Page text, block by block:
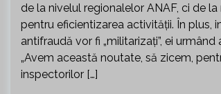
de la nivelul regionalelor ANAF, ci de la
pentru eficientizarea activităţii. În plus,
antifraudă vor fi „militarizaţi”, ei urmând
„Avem această noutate, să zicem,
inspectorilor […]